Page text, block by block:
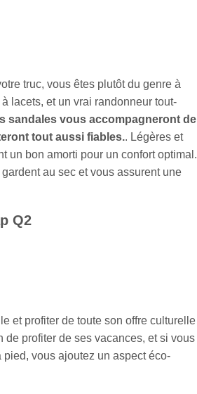
truc, vous êtes plutôt du genre à
lacets, et un vrai randonneur tout-
sandales vous accompagneront de
tout aussi fiables.. Légères et
un bon amorti pour un confort optimal.
au sec et vous assurent une
Q2
et profiter de toute son offre culturelle
de profiter de ses vacances, et si vous
vous ajoutez un aspect éco-